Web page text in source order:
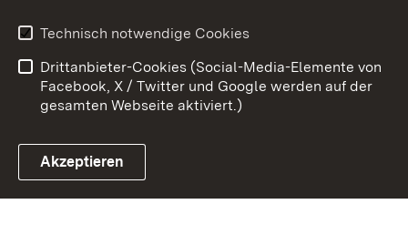
Link zum Landesportal
Barrierefreiheit
Impressum
Cookies
Technisch notwendige Cookies
Drittanbieter-Cookies (Social-Media-Elemente von
Facebook, X / Twitter und Google werden auf der
gesamten Webseite aktiviert.)
Akzeptieren